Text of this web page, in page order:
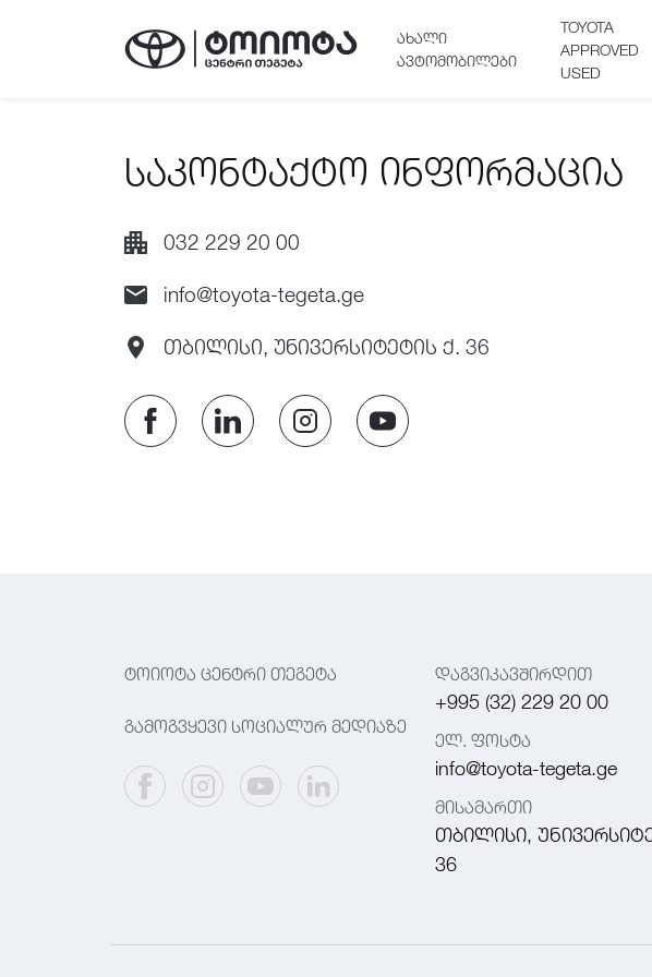
ᲐᲮᲐᲚᲘ
ᲐᲕᲢᲝᲛᲝᲑᲘᲚᲔᲑᲘ
TOYOTA
APPROVED
USED
საკონტაქტო ინფორმაცია
032 229 20 00
info@toyota-tegeta.ge
თბილისი, უნივერსიტეტის ქ. 36
ტოიოტა ცენტრი თეგეტა
გამოგვყევი სოციალურ მედიაზე
დაგვიკავშირდით
+995 (32) 229 20 00
ელ. ფოსტა
info@toyota-tegeta.ge
მისამართი
თბილისი,
36